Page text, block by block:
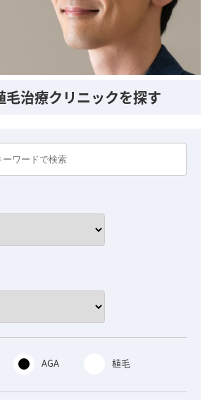
毛治療クリニックを探す
AGA 植毛